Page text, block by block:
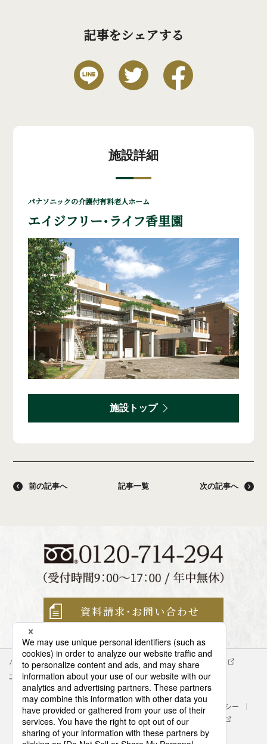
記事をシェアする
施設詳細
パナソニックの介護付有料老人ホーム
エイジフリー・ライフ香里園
施設トップ
前の記事へ 記事一覧 次の記事へ
資料請求・ お問い合わせ
パナソニック企業情報 エイジフリー企業情報
会社概要
エイジフリーの拠点検索
サイトマップ サイトのご利用にあたって
クッキーポリシー
個人情報保護方針
パナソニック ホールディングス
Area/Country